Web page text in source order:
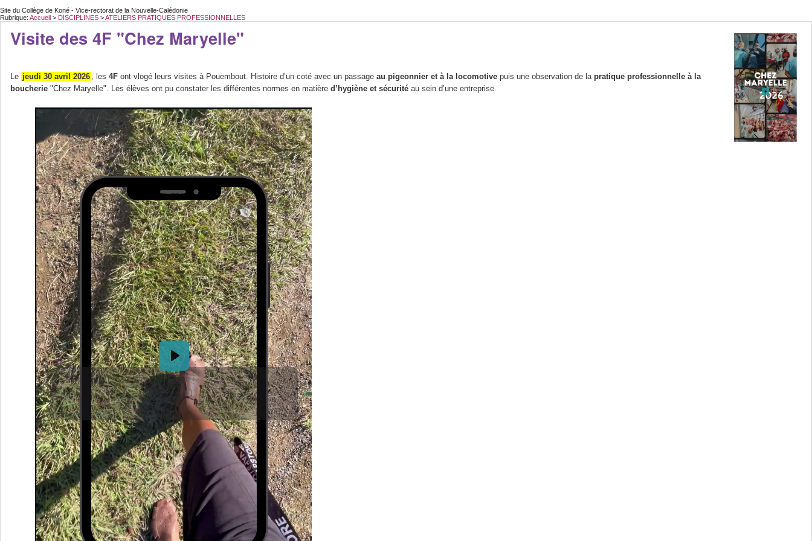
Site du Collège de Koné - Vice-rectorat de la Nouvelle-Calédonie
Rubrique: Accueil > DISCIPLINES >ATELIERS PRATIQUES PROFESSIONNELLES
Visite des 4F "Chez Maryelle"
Le jeudi 30 avril 2026 , les 4F ont vlogé leurs visites à Pouembout. Histoire d’un coté avec un passage au pigeonnier et à la locomotive puis une observation de la pratique professionnelle à la
boucherie "Chez Maryelle". Les élèves ont pu constater les différentes normes en matière d’hygiène et sécurité au sein d’une entreprise.